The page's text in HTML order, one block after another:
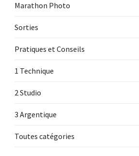
Marathon Photo
Sorties
Pratiques et Conseils
1 Technique
2 Studio
3 Argentique
Toutes catégories